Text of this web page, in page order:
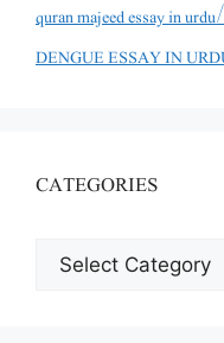
CATEGORIES
CATEGORIES